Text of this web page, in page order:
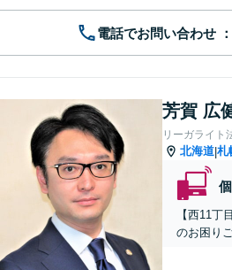
電話でお問い合わせ
芳賀 広
リーガライト
北海道|札
【西11
のお困り